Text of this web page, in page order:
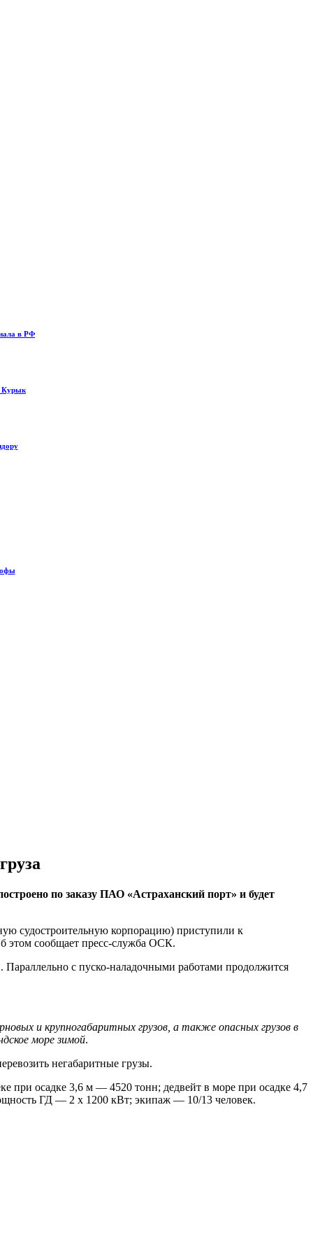
в РФ
Курык
по заказу ПАО «Астраханский порт» и будет
судостроительную корпорацию) приступили к
этом сообщает пресс-служба ОСК.
Параллельно с пуско-наладочными работами продолжится
и крупногабаритных грузов, а также опасных грузов в
море зимой.
негабаритные грузы.
при осадке 3,6 м — 4520 тонн; дедвейт в море при осадке 4,7
ГД — 2 x 1200 кВт; экипаж — 10/13 человек.